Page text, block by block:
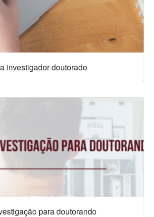
investigador doutorado
para doutorando